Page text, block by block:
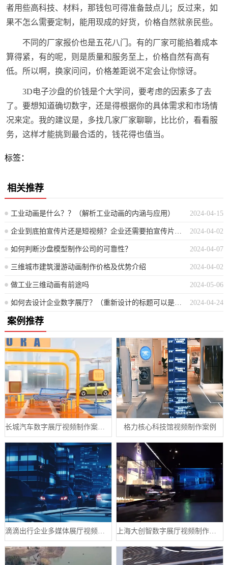
者用些高科技、材料，那钱包可得准备鼓点儿；反过来，如
果不怎么需要定制，能用现成的好货，价格自然就亲民些。
不同的厂家报价也是五花八门。有的厂家可能掐着成本
算得紧，有的呢，则是质量和服务至上，价格自然有高有
低。所以啊，换家问问，价格差距说不定会让你惊讶。
3D电子沙盘的价钱是个大学问，要考虑的因素多了去
了。要想知道确切数字，还是得根据你的具体需求和市场情
况来定。我的建议是，多找几家厂家聊聊，比比价，看看服
务，这样才能挑到最合适的，钱花得也值当。
标签：
相关推荐
2024-04-15
工业动画是什么？？（解析工业动画的内涵与应用）
2024-04-02
企业到底拍宣传片还是短视频？企业还需要拍宣传片吗？
2024-04-07
如何判断沙盘模型制作公司的可靠性？
2024-04-02
三维城市建筑漫游动画制作价格及优势介绍
2024-05-06
做工业三维动画有前途吗
2024-04-24
如何去设计企业数字展厅？（重新设计的标题可以是：设计企业数字展厅的步骤与考虑因素）
案例推荐
长城汽车数字展厅视频制作案例分享 格力核心科技馆视频制作案例
滴滴出行企业多媒体展厅视频制作案例 上海大创智数字展厅视频制作案例分享